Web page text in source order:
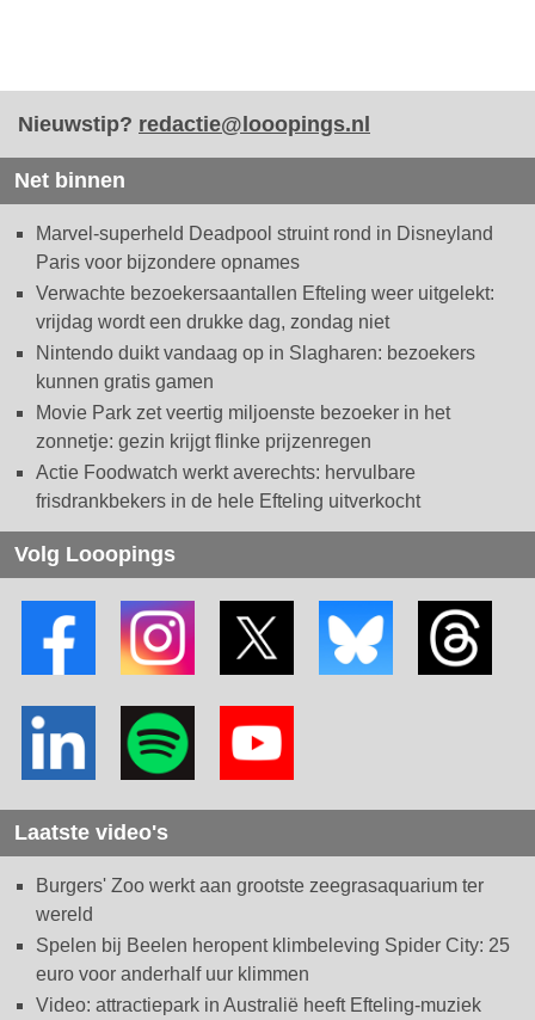
Nieuwstip? redactie@looopings.nl
Net binnen
Marvel-superheld Deadpool struint rond in Disneyland
Paris voor bijzondere opnames
Verwachte bezoekersaantallen Efteling weer uitgelekt:
vrijdag wordt een drukke dag, zondag niet
Nintendo duikt vandaag op in Slagharen: bezoekers
kunnen gratis gamen
Movie Park zet veertig miljoenste bezoeker in het
zonnetje: gezin krijgt flinke prijzenregen
Actie Foodwatch werkt averechts: hervulbare
frisdrankbekers in de hele Efteling uitverkocht
Volg Looopings
Laatste video's
Burgers' Zoo werkt aan grootste zeegrasaquarium ter
wereld
Spelen bij Beelen heropent klimbeleving Spider City: 25
euro voor anderhalf uur klimmen
Video: attractiepark in Australië heeft Efteling-muziek